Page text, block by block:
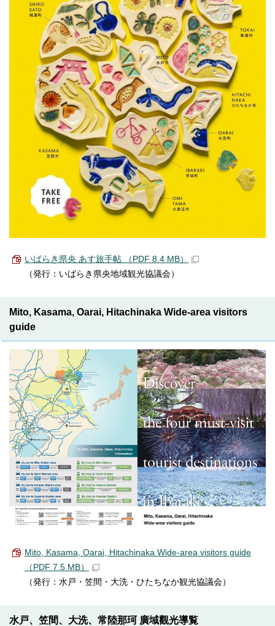
いばらき県央 あす旅手帖 （PDF 8.4 MB）
（発行：いばらき県央地域観光協議会）
Mito, Kasama, Oarai, Hitachinaka Wide-area visitors
guide
Mito, Kasama, Oarai, Hitachinaka Wide-area visitors guide
（PDF 7.5 MB）
（発行：水戸・笠間・大洗・ひたちなか観光協議会）
水戸、笠間、大洗、常陸那珂 廣域觀光導覧